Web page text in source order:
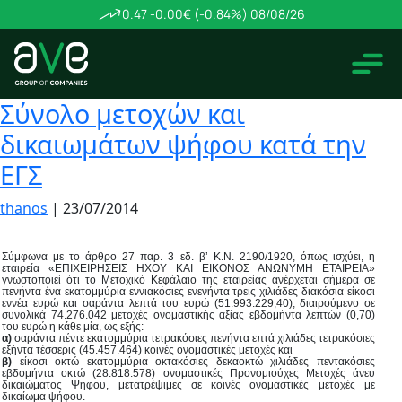
0.47-0.00€ (-0.84%) 08/08/26
Σύνολο μετοχών και
δικαιωμάτων ψήφου κατά την
ΕΓΣ
thanos | 23/07/2014
Σύμφωνα με το άρθρο 27 παρ. 3 εδ. β’ Κ.Ν. 2190/1920, όπως ισχύει, η
εταιρεία «ΕΠΙΧΕΙΡΗΣΕΙΣ ΗΧΟΥ ΚΑΙ ΕΙΚΟΝΟΣ ΑΝΩΝΥΜΗ ΕΤΑΙΡΕΙΑ»
γνωστοποιεί ότι το Μετοχικό Κεφάλαιο της εταιρείας ανέρχεται σήμερα σε
πενήντα ένα εκατομμύρια εννιακόσιες ενενήντα τρεις χιλιάδες διακόσια είκοσι
εννέα ευρώ και σαράντα λεπτά του ευρώ (51.993.229,40), διαιρούμενο σε
συνολικά 74.276.042 μετοχές ονομαστικής αξίας εβδομήντα λεπτών (0,70)
του ευρώ η κάθε μία, ως εξής:
α) σαράντα πέντε εκατομμύρια τετρακόσιες πενήντα επτά χιλιάδες τετρακόσιες
εξήντα τέσσερις (45.457.464) κοινές ονομαστικές μετοχές και
β) είκοσι οκτώ εκατομμύρια οκτακόσιες δεκαοκτώ χιλιάδες πεντακόσιες
εβδομήντα οκτώ (28.818.578) ονομαστικές Προνομιούχες Μετοχές άνευ
δικαιώματος Ψήφου, μετατρέψιμες σε κοινές ονομαστικές μετοχές με
δικαίωμα ψήφου.